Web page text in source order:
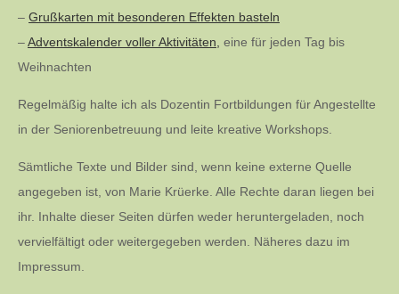
– Grußkarten mit besonderen Effekten basteln
–Adventskalender voller Aktivitäten, eine für jeden Tag bis
Weihnachten
Regelmäßig halte ich als Dozentin Fortbildungen für Angestellte
in der Seniorenbetreuung und leite kreative Workshops.
Sämtliche Texte und Bilder sind, wenn keine externe Quelle
angegeben ist, von Marie Krüerke. Alle Rechte daran liegen bei
ihr. Inhalte dieser Seiten dürfen weder heruntergeladen, noch
vervielfältigt oder weitergegeben werden. Näheres dazu im
Impressum.